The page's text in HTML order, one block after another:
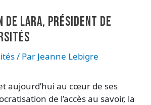
DE LARA, PRÉSIDENT DE
/ Par Jeanne Lebigre
aujourd’hui au cœur de ses
de l’accès au savoir, la